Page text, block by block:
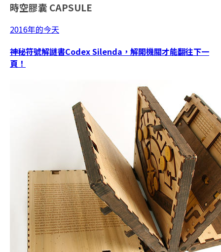
時空膠囊 CAPSULE
2016年的今天
神秘符號解謎書Codex Silenda，解開機關才能翻往下一
頁！